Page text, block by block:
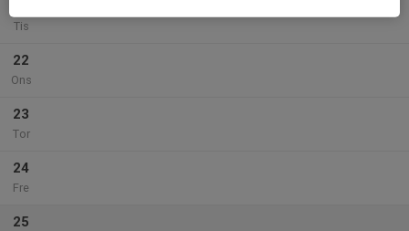
Tis
22
Ons
23
Tor
24
Fre
25